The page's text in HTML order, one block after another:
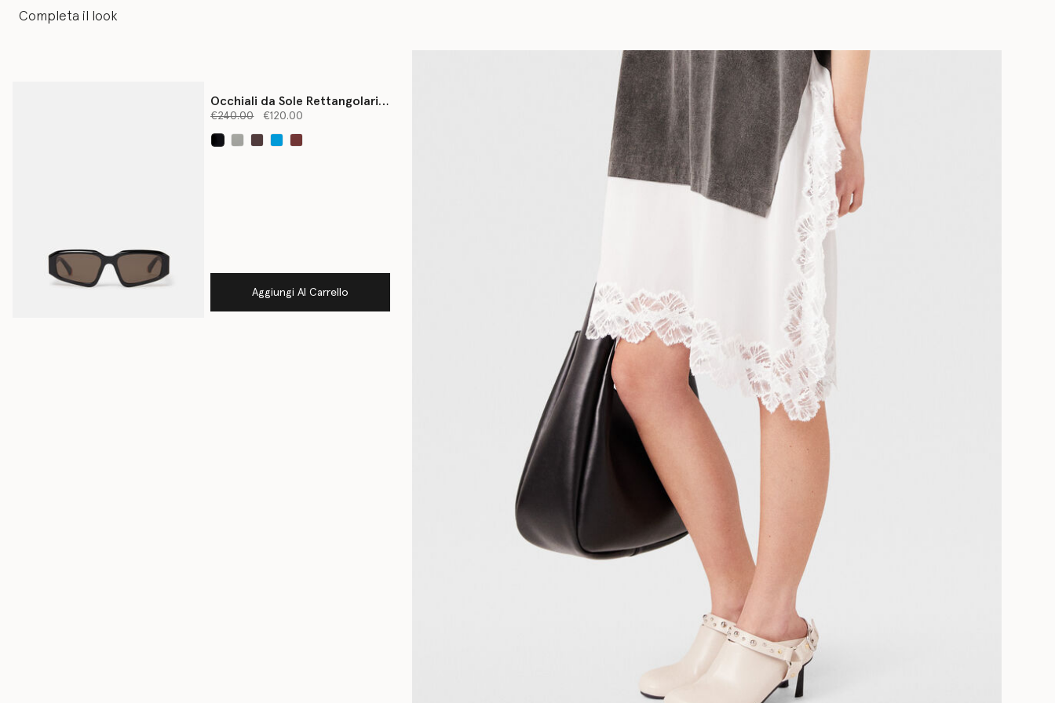
Completa il look
Occhiali da Sole Rettangolari
Astratti
Prezzo ridotto da
€240.00a €120.00
Aggiungi Al Carrello